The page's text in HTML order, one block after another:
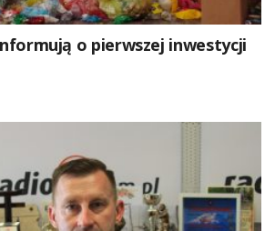
o pierwszej inwestycji